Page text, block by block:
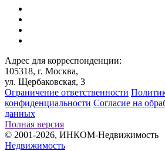
Адрес для корреспонденции:
105318, г. Москва,
ул. Щербаковская, 3
Ограничение ответственности
конфиденциальности Согласие на
данных
Полная версия
© 2001-2026, ИНКОМ-Недвижимость
Недвижимость